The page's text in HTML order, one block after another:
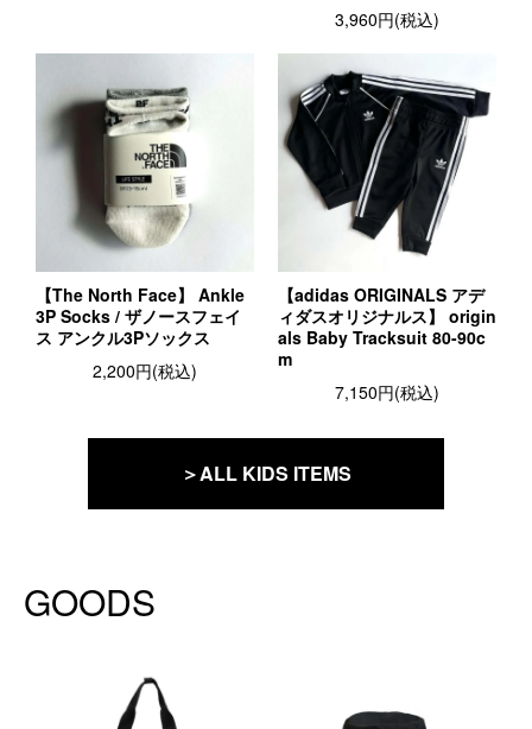
3,960円(税込)
【The North Face】 Ankle
3P Socks / ザノースフェイ
ス アンクル3Pソックス
2,200円(税込)
【adidas ORIGINALS アデ
ィダスオリジナルス】 origin
als Baby Tracksuit 80-90c
m
7,150円(税込)
＞ALL KIDS ITEMS
GOODS